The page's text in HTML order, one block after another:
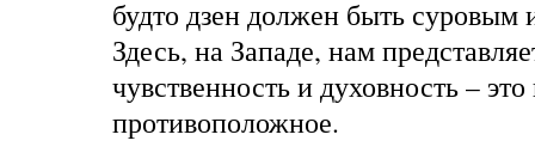
будто дзен должен быть
Здесь, на Западе, нам
чувственность и духовность – это
противоположное.